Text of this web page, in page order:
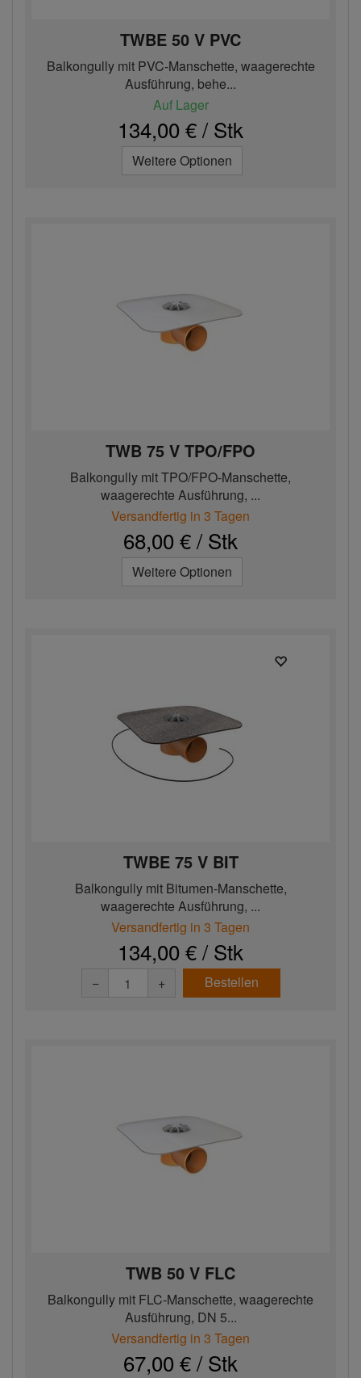
TWBE 50 V PVC
Balkongully mit PVC-Manschette, waagerechte
Ausführung, behe...
Auf Lager
134,00 € / Stk
Weitere Optionen
TWB 75 V TPO/FPO
Balkongully mit TPO/FPO-Manschette,
waagerechte Ausführung, ...
Versandfertig in 3 Tagen
68,00 € / Stk
Weitere Optionen
TWBE 75 V BIT
Balkongully mit Bitumen-Manschette,
waagerechte Ausführung, ...
Versandfertig in 3 Tagen
134,00 € / Stk
− + Bestellen
TWB 50 V FLC
Balkongully mit FLC-Manschette, waagerechte
Ausführung, DN 5...
Versandfertig in 3 Tagen
67,00 € / Stk